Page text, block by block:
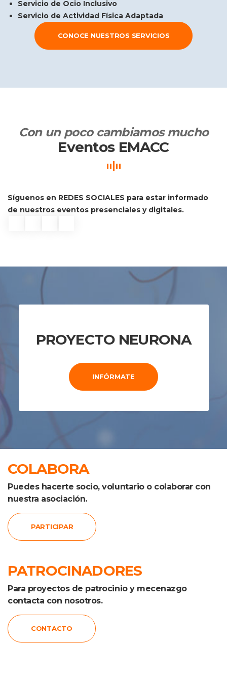
Servicio de Ocio Inclusivo
Servicio de Actividad Física Adaptada
CONOCE NUESTROS SERVICIOS
Con un poco cambiamos mucho
Eventos EMACC
Síguenos en REDES SOCIALES para estar informado
de nuestros eventos presenciales y digitales.
PROYECTO NEURONA
INFÓRMATE
COLABORA
Puedes hacerte socio, voluntario o colaborar con
nuestra asociación.
PARTICIPAR
PATROCINADORES
Para proyectos de patrocinio y mecenazgo
contacta con nosotros.
CONTACTO